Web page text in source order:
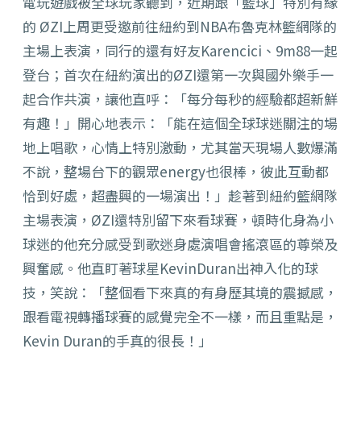
的 ØZI上周更受邀前往紐約到NBA布魯克林籃網隊的
主場上表演，同行的還有好友Karencici、9m88一起
登台；首次在紐約演出的ØZI還第一次與國外樂手一
起合作共演，讓他直呼：「每分每秒的經驗都超新鮮
有趣！」開心地表示：「能在這個全球球迷關注的場
地上唱歌，心情上特別激動，尤其當天現場人數爆滿
不說，整場台下的觀眾energy也很棒，彼此互動都
恰到好處，超盡興的一場演出！」趁著到紐約籃網隊
主場表演，ØZI還特別留下來看球賽，頓時化身為小
球迷的他充分感受到歌迷身處演唱會搖滾區的尊榮及
興奮感。他直盯著球星KevinDuran出神入化的球
技，笑說：「整個看下來真的有身歷其境的震撼感，
跟看電視轉播球賽的感覺完全不一樣，而且重點是，
Kevin Duran的手真的很長！」